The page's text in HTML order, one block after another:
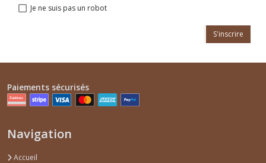
Je ne suis pas un robot
S'inscrire
Paiements sécurisés
Navigation
Accueil